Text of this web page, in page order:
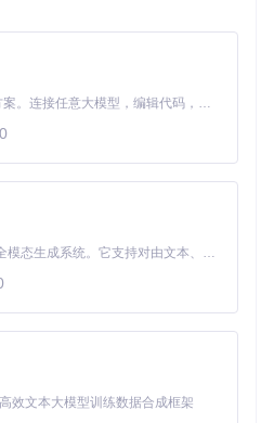
的移动支付体验
Claude Code 的开源替代方案。连接任意大模型，编辑代码，运行命令，自动验证 — 全自动执行。用 Rust 构建，极致性能。 ｜ An open-source alternative to Claude Code. Connect any LLM, edit code, run commands, and verify changes — autonomously. Built in Rust for speed. Get Started
MiniMax H3 是一个通用的全模态生成系统。它支持对由文本、图像、视频和音频组成的多模态上下文进行统一理解，并能生成分辨率高达 2K、时长可达 15 秒的带原生立体声音频的视频。得益于面向任务泛化的系统设计，H3 在预训练阶段就已具备广泛的多模态上下文理解与生成能力，能够出色地执行复杂的多模态指令。
效文本大模型训练数据合成框架